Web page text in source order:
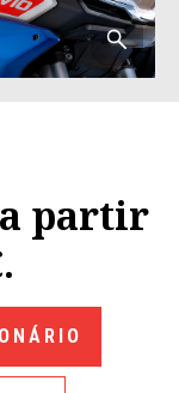
partir